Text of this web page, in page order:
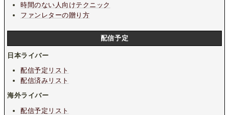
時間のない人向けテクニック
ファンレターの贈り方
配信予定
日本ライバー
配信予定リスト
配信済みリスト
海外ライバー
配信予定リスト